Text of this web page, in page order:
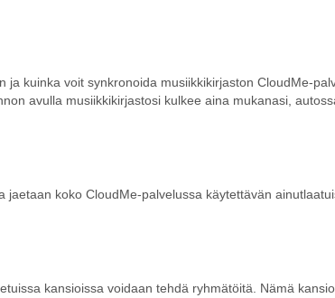
kuinka voit synkronoida musiikkikirjaston CloudMe-
avulla musiikkikirjastosi kulkee aina mukanasi,
koko CloudMe-palvelussa käytettävän
kansioissa voidaan tehdä ryhmätöitä. Nämä